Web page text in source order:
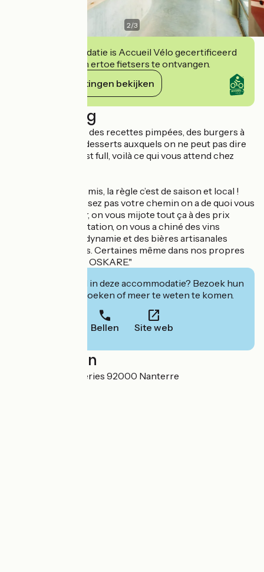
2/3
Deze accommodatie is Accueil Vélo gecertificeerd
en verbindt zich ertoe fietsers te ontvangen.
Haar verplichtingen bekijken
Beschrijving
Des plats simples, des recettes pimpées, des burgers à
se damner et des desserts auxquels on ne peut pas dire
non même si on est full, voilà ce qui vous attend chez
Ici, pas de compromis, la règle c’est de saison et local !
Végétarien ne passez pas votre chemin on a de quoi vous
régaler. Et bien sûr, on vous mijote tout ça à des prix
justes. Côté hydratation, on vous a chiné des vins
natures ou en biodynamie et des bières artisanales
brassées tout près. Certaines même dans nos propres
lofts d’escalade : la OSKARE."
Geïnteresseerd in deze accommodatie? Bezoek hun
website om te boeken of meer te weten te komen.
Bellen Site web
Localisation
1 place des Papeteries 92000 Nanterre